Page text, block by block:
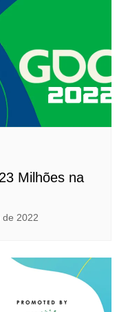
Milhões na
de 2022